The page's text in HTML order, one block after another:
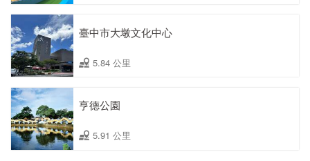
臺中市大墩文化中心
5.84 公里
亨德公園
5.91 公里